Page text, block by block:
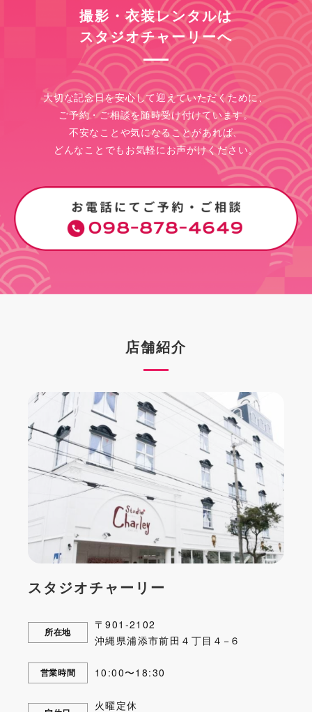
撮影・衣装レンタルは
スタジオチャーリーへ
大切な記念日を安心して迎えていただくために、
ご予約・ご相談を随時受け付けています。
不安なことや気になることがあれば、
どんなことでもお気軽にお声がけください。
店舗紹介
スタジオチャーリー
所在地
〒901-2102
沖縄県浦添市前田４丁目４−６
営業時間 10:00〜18:30
火曜定休